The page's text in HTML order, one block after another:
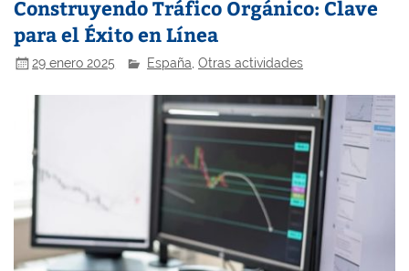
Construyendo Tráfico Orgánico: Clave
para el Éxito en Línea
29 enero 2025 España ,Otras actividades